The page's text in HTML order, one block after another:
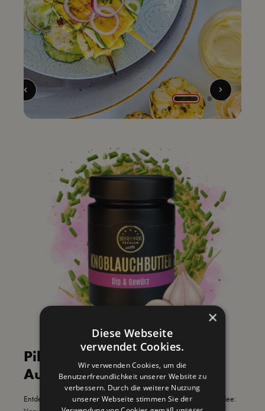
Pikant. Mediterran.
Authentisch.
Entdecke mediterranen Genuss mit unserem Gewürz! Rezeptidee:
×
Diese Webseite
verwendet Cookies.
Wir verwenden Cookies, um die
Benutzerfreundlichkeit unserer Website zu
verbessern. Durch die weitere Nutzung
unserer Webseite stimmen Sie der